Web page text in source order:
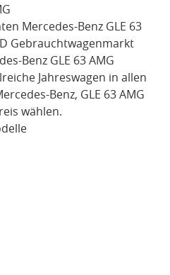
Mercedes-Benz GLE 63
Gebrauchtwagenmarkt
Benz GLE 63 AMG
Jahreswagen in allen
Benz, GLE 63 AMG
wählen.